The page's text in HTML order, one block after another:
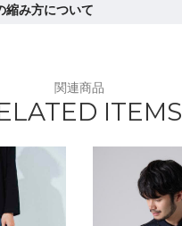
縮み方について
関連商品
ITEMS